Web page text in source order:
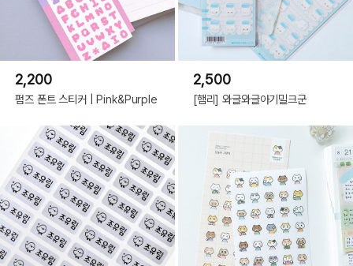
2,200
펌즈 폰트 스티커 | Pink&Purple
2,500
[햄리] 와글와글아기밀크군